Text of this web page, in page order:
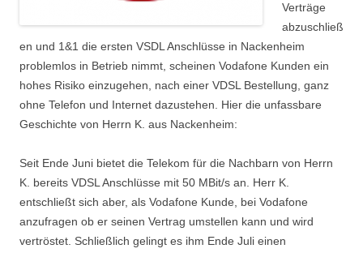
Verträge
abzuschließ
en und 1&1 die ersten VSDL Anschlüsse in Nackenheim
problemlos in Betrieb nimmt, scheinen Vodafone Kunden ein
hohes Risiko einzugehen, nach einer VDSL Bestellung, ganz
ohne Telefon und Internet dazustehen. Hier die unfassbare
Geschichte von Herrn K. aus Nackenheim:
Seit Ende Juni bietet die Telekom für die Nachbarn von Herrn
K. bereits VDSL Anschlüsse mit 50 MBit/s an. Herr K.
entschließt sich aber, als Vodafone Kunde, bei Vodafone
anzufragen ob er seinen Vertrag umstellen kann und wird
vertröstet. Schließlich gelingt es ihm Ende Juli einen